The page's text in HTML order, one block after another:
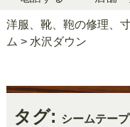
洋服、靴、鞄の修理、
ム > 水沢ダウン
タグ: シームテープ